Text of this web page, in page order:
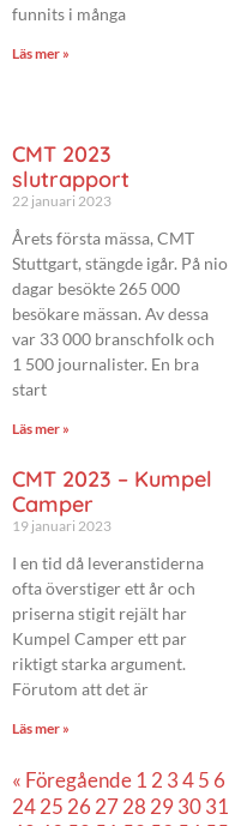
funnits i många
Läs mer »
CMT 2023
slutrapport
22 januari 2023
Årets första mässa, CMT
Stuttgart, stängde igår. På nio
dagar besökte 265 000
besökare mässan. Av dessa
var 33 000 branschfolk och
1 500 journalister. En bra
start
Läs mer »
CMT 2023 – Kumpel
Camper
19 januari 2023
I en tid då leveranstiderna
ofta överstiger ett år och
priserna stigit rejält har
Kumpel Camper ett par
riktigt starka argument.
Förutom att det är
Läs mer »
« Föregående 1 2 345 6
2425 26 2728 29 3031